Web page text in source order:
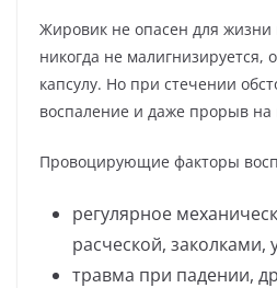
Жировик не опасен для жизни
никогда не малигнизируется,
капсулу. Но при стечении
воспаление и даже прорыв на
Провоцирующие факторы
регулярное
расческой,
травма при падении,